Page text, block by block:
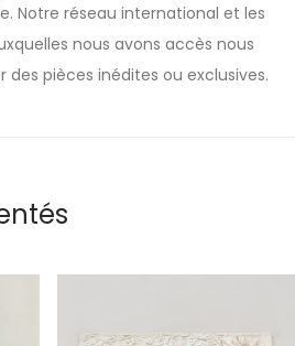
Notre réseau international et les
nous avons accès nous
pièces inédites ou exclusives.